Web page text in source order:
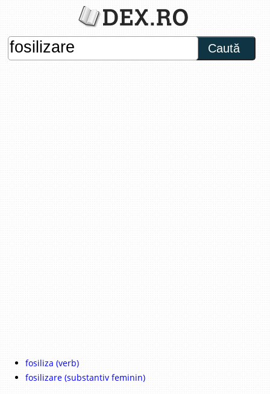
Caută
fosiliza (verb)
fosilizare (substantiv feminin)